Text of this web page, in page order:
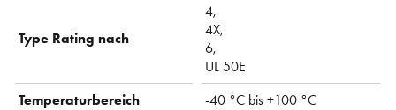
Type Rating nach
4,
4X,
6,
UL 50E
Temperaturbereich
-40 °C bis +100 °C